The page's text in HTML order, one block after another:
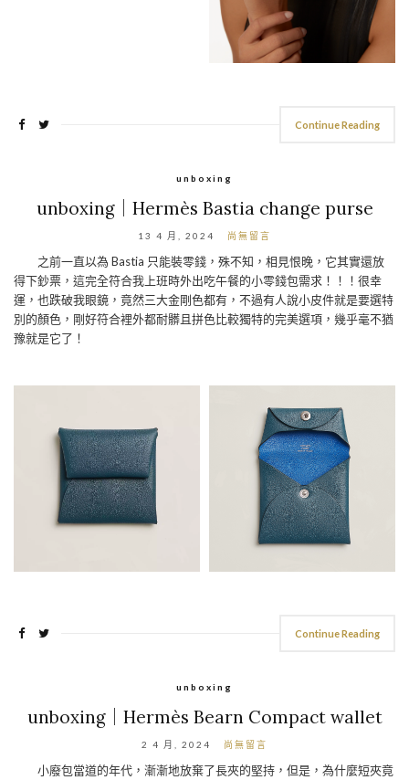
Continue Reading
unboxing
unboxing｜Hermès Bastia change purse
13 4 月, 2024 尚無留言
之前一直以為 Bastia 只能裝零錢，殊不知，相見恨晚，它其實還放
得下鈔票，這完全符合我上班時外出吃午餐的小零錢包需求！！！很幸
運，也跌破我眼鏡，竟然三大金剛色都有，不過有人說小皮件就是要選特
別的顏色，剛好符合裡外都耐髒且拼色比較獨特的完美選項，幾乎毫不猶
豫就是它了！
Continue Reading
unboxing
unboxing｜Hermès Bearn Compact wallet
2 4 月, 2024 尚無留言
小廢包當道的年代，漸漸地放棄了長夾的堅持，但是，為什麼短夾竟